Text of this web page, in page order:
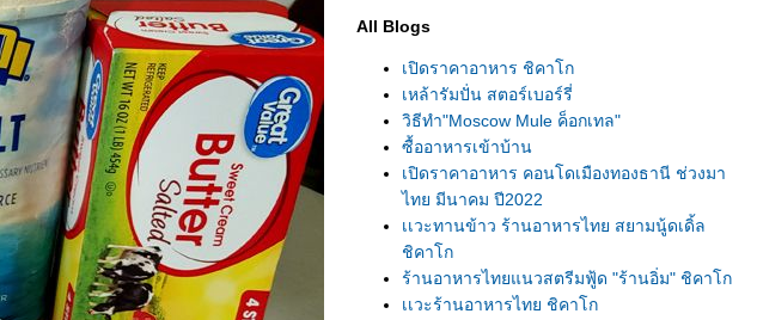
All Blogs
เปิดราคาอาหาร ชิคาโก
เหล้ารัมปั่น สตอร์เบอร์รี่
วิธีทำ"Moscow Mule ค็อกเทล"
ซื้ออาหารเข้าบ้าน
เปิดราคาอาหาร คอนโดเมืองทองธานี ช่วงมา
ไทย มีนาคม ปี2022
เเวะทานข้าว ร้านอาหารไทย สยามนู้ดเดิ้ล
ชิคาโก
ร้านอาหารไทยแนวสตรีมฟู้ด "ร้านอิ่ม" ชิคาโก
เเวะร้านอาหารไทย ชิคาโก